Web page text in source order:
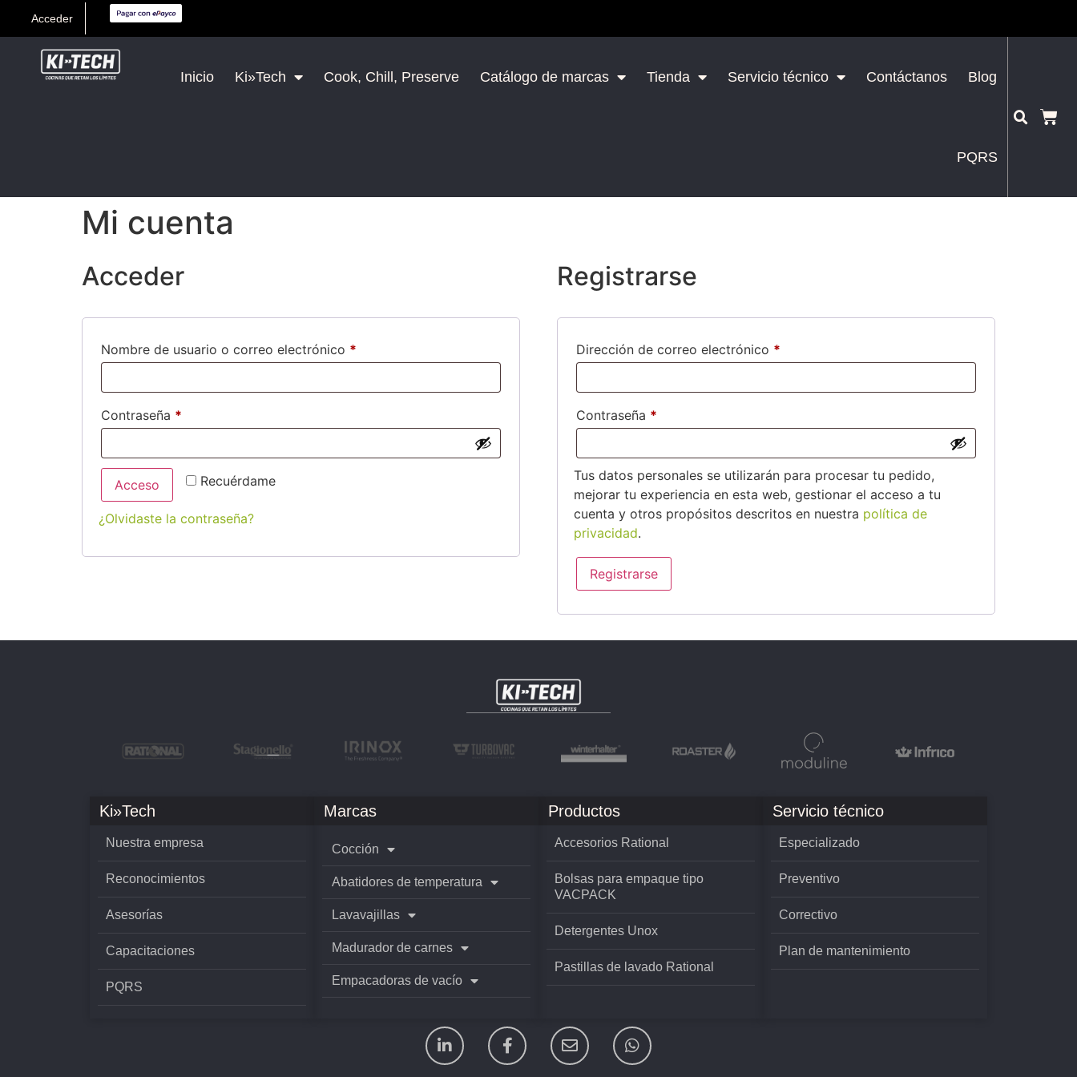
Acceder
Inicio Ki»Tech Cook, Chill, Preserve Catálogo de marcas Tienda Servicio técnico Contáctanos Blog
PQRS
Mi cuenta
Acceder
Nombre de usuario o correo electrónico *
Contraseña *
Recuérdame
Acceso
¿Olvidaste la contraseña?
Registrarse
Dirección de correo electrónico *
Contraseña *
Tus datos personales se utilizarán para procesar tu pedido,
mejorar tu experiencia en esta web, gestionar el acceso a tu
cuenta y otros propósitos descritos en nuestra política de
privacidad.
Registrarse
Ki»Tech
Nuestra empresa
Reconocimientos
Asesorías
Capacitaciones
PQRS
Marcas
Cocción
Abatidores de temperatura
Lavavajillas
Madurador de carnes
Empacadoras de vacío
Productos
Accesorios Rational
Bolsas para empaque tipo
VACPACK
Detergentes Unox
Pastillas de lavado Rational
Servicio técnico
Especializado
Preventivo
Correctivo
Plan de mantenimiento